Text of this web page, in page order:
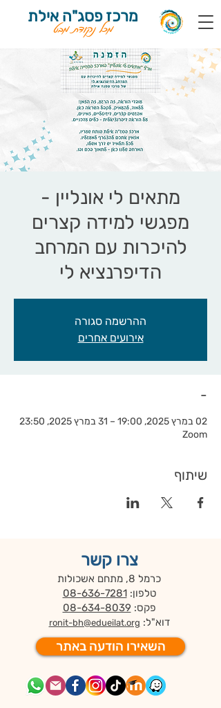
מרכז פסג"ה אילת
מכל נקודת מבט
מתאים לי אונליין -
מפגשי למידה קצרים
להיכרות עם המרחב
הדיפרנציא לי
ההרשמה סגורה
אירועים אחרים
-
02 במרץ 2025, 19:00 – 31 במרץ 2025, 23:50
Zoom
שיתוף
צרו קשר
כרמל 8, מתחם אשכולות
טלפון: 08-636-7281
פקס: 08-634-8039
דוא"ל: ronit-bh@edueilat.org
השאירו הודעה באתר